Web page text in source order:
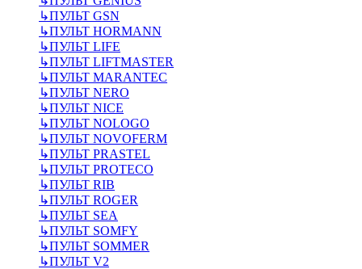
↳ПУЛЬТ GSN
↳ПУЛЬТ HORMANN
↳ПУЛЬТ LIFE
↳ПУЛЬТ LIFTMASTER
↳ПУЛЬТ MARANTEC
↳ПУЛЬТ NERO
↳ПУЛЬТ NICE
↳ПУЛЬТ NOLOGO
↳ПУЛЬТ NOVOFERM
↳ПУЛЬТ PRASTEL
↳ПУЛЬТ PROTECO
↳ПУЛЬТ RIB
↳ПУЛЬТ ROGER
↳ПУЛЬТ SEA
↳ПУЛЬТ SOMFY
↳ПУЛЬТ SOMMER
↳ПУЛЬТ V2